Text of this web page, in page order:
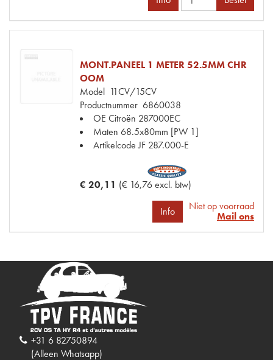
MONT.PANEEL 1 METER 52.5MM CHR
OOM
Model 11CV/15CV
Productnummer 6860038
OE Citroën 287000EC
Maten 68.5x80mm [PW 1]
Artikelcode JF 287.000-E
€ 20,11 (€ 16,76 excl. btw)
Info
Niet op voorraad
Mail ons
+31 6 82750894
(Alleen Whatsapp)